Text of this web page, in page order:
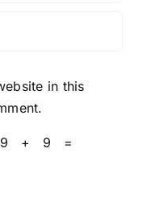
in this
9 + 9 =